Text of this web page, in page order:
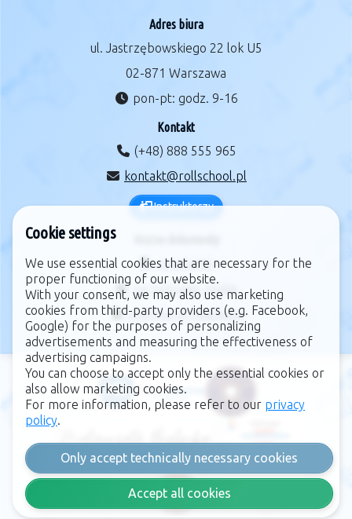
Adres biura
ul. Jastrzębowskiego 22 lok U5
02-871 Warszawa
pon-pt: godz. 9-16
Kontakt
(+48) 888 555 965
kontakt@rollschool.pl
Instruktorzy
regulamin
zarządzanie cookie
polityka prywatności
Cookie settings
We use essential cookies that are necessary for the
proper functioning of our website.
With your consent, we may also use marketing
cookies from third-party providers (e.g. Facebook,
Google) for the purposes of personalizing
advertisements and measuring the effectiveness of
advertising campaigns.
You can choose to accept only the essential cookies or
also allow marketing cookies.
For more information, please refer to our privacy
policy.
Only accept technically necessary cookies
Accept all cookies